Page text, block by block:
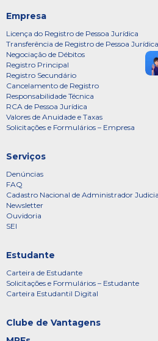
Empresa
Licença do Registro de Pessoa Jurídica
Transferência de Registro de Pessoa Jurídica
Negociação de Débitos
Registro Principal
Registro Secundário
Cancelamento de Registro
Responsabilidade Técnica
RCA de Pessoa Jurídica
Valores de Anuidade e Taxas
Solicitações e Formulários – Empresa
Serviços
Denúncias
FAQ
Cadastro Nacional de Administrador
Newsletter
Ouvidoria
SEI
Estudante
Carteira de Estudante
Solicitações e Formulários – Estudante
Carteira Estudantil Digital
Clube de Vantagens